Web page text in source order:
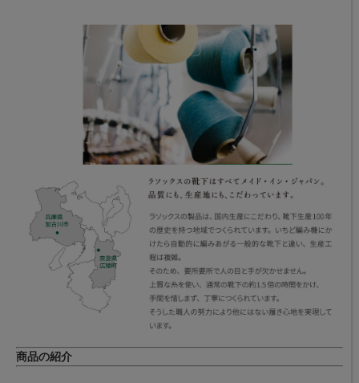
商品の紹介